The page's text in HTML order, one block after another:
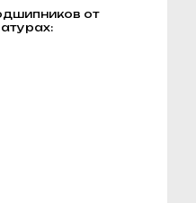
от